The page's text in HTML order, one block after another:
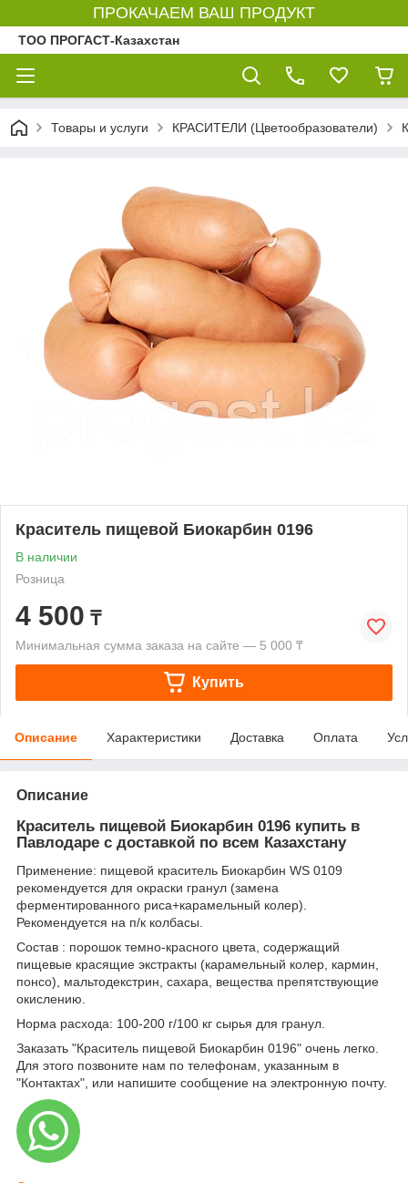
ПРОКАЧАЕМ ВАШ ПРОДУКТ
ТОО ПРОГАСТ-Казахстан
Товары и услуги КРАСИТЕЛИ (Цветообразователи)
Краситель пищевой Биокарбин 0196
В наличии
Розница
4 500 ₸
Минимальная сумма заказа на сайте — 5 000 ₸
Купить
Описание Характеристики Доставка Оплата
Описание
Краситель пищевой Биокарбин 0196 купить в
Павлодаре с доставкой по всем Казахстану
Применение: пищевой краситель Биокарбин WS 0109
рекомендуется для окраски гранул (замена
ферментированного риса+карамельный колер).
Рекомендуется на п/к колбасы.
Состав : порошок темно-красного цвета, содержащий
пищевые красящие экстракты (карамельный колер, кармин,
понсо), мальтодекстрин, сахара, вещества препятствующие
окислению.
Норма расхода: 100-200 г/100 кг сырья для гранул.
Заказать "Краситель пищевой Биокарбин 0196" очень легко.
Для этого позвоните нам по телефонам, указанным в
"Контактах", или напишите сообщение на электронную почту.